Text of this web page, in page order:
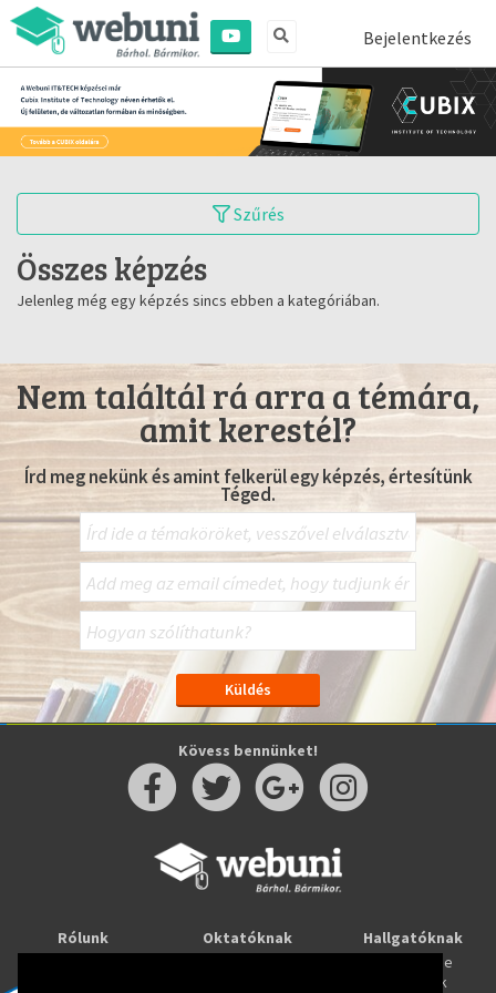
Bejelentkezés
Szűrés
Összes képzés
Jelenleg még egy képzés sincs ebben a kategóriában.
Nem találtál rá arra a témára,
amit kerestél?
Írd meg nekünk és amint felkerül egy képzés, értesítünk
Téged.
Kövess bennünket!
Rólunk
Oktatóknak
Hallgatóknak
Tanulj online
Képzések